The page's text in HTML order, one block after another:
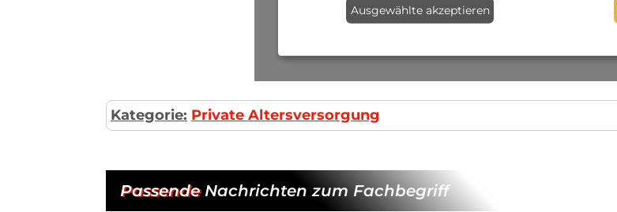
Kategorie: Private Altersversorgung
PassendeNachrichten zum Fachbegriff
Ausgewählte akzeptieren